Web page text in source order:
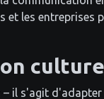
les entreprises
il s'agit